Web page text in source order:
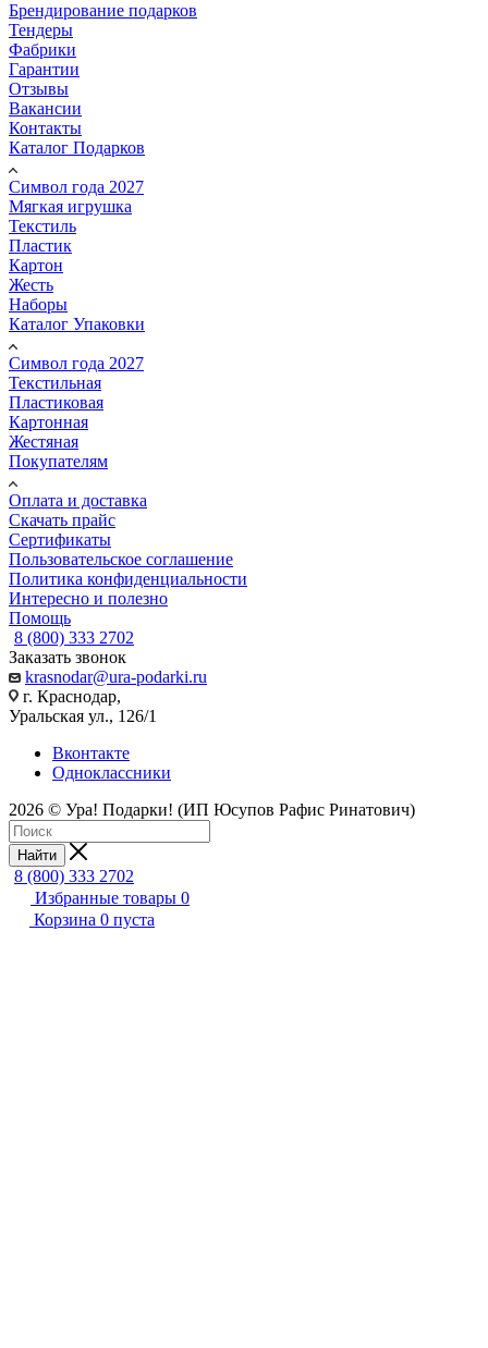
Брендирование подарков
Тендеры
Фабрики
Гарантии
Отзывы
Вакансии
Контакты
Каталог Подарков
Символ года 2027
Мягкая игрушка
Текстиль
Пластик
Картон
Жесть
Наборы
Каталог Упаковки
Символ года 2027
Текстильная
Пластиковая
Картонная
Жестяная
Покупателям
Оплата и доставка
Скачать прайс
Сертификаты
Пользовательское соглашение
Политика конфиденциальности
Интересно и полезно
Помощь
8 (800) 333 2702
Заказать звонок
krasnodar@ura-podarki.ru
г. Краснодар,
Уральская ул., 126/1
Вконтакте
Одноклассники
2026 © Ура! Подарки! (ИП Юсупов Рафис Ринатович)
Найти
8 (800) 333 2702
Избранные товары 0
Корзина 0 пуста